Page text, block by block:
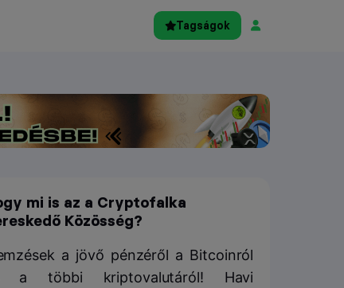
Tagságok
mi is az a Cryptofalka
Közösség?
a jövő pénzéről a Bitcoinról
a többi kriptovalutáról! Havi